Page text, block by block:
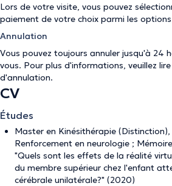
Lors de votre visite, vous pouvez
paiement de votre choix parmi les
Annulation
Vous pouvez toujours annuler jusqu'à 24
vous. Pour plus d'informations, veuillez
d'annulation.
CV
Études
Master en Kinésithérapie (Distinction),
Renforcement en neurologie ;
"Quels sont les effets de la réalité
du membre supérieur chez l'enfant
cérébrale unilatérale?" (2020)